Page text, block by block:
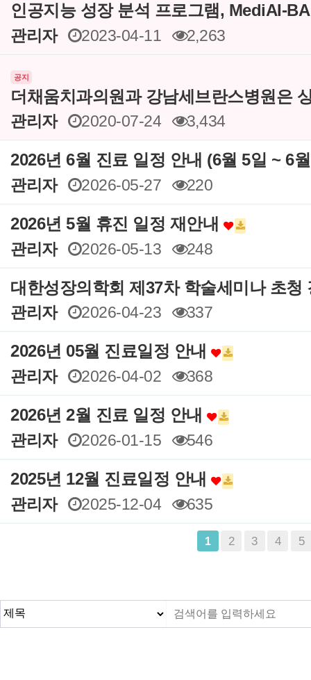
인공지능 성장 분석 프로그램, MediAI-
관리자
2023-04-11 2,263
공지
더채움치과의원과 강남세브란스병원은
관리자
2020-07-24 3,434
2026년 6월 진료 일정 안내 (6월 5일 ~ 6
관리자
2026-05-27 220
2026년 5월 휴진 일정 재안내
관리자
2026-05-13 248
대한성장의학회 제37차 학술세미나 초청
관리자
2026-04-23 337
2026년 05월 진료일정 안내
관리자
2026-04-02 368
2026년 2월 진료 일정 안내
관리자
2026-01-15 546
2025년 12월 진료일정 안내
관리자
2025-12-04 635
1 2 3 4 5